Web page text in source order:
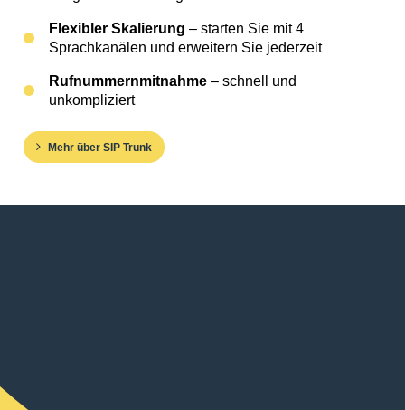
Flexibler Skalierung – starten Sie mit 4
Sprachkanälen und erweitern Sie jederzeit
Rufnummernmitnahme – schnell und
unkompliziert
Mehr über SIP Trunk